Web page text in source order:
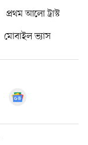
প্রথম আলো ট্রাস্ট
মোবাইল ভ্যাস